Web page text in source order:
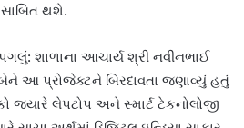
થશે.
શાળાના આચાર્ય શ્રી નવીનભાઈ
આ પ્રોજેક્ટને બિરદાવતા જણાવ્યું હતું
જ્યારે લેપટોપ અને સ્માર્ટ ટેકનોલોજી